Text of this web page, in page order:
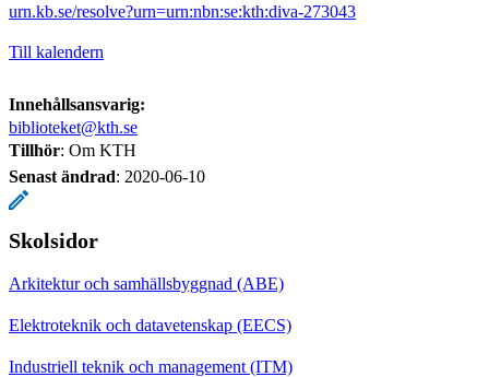
urn.kb.se/resolve?urn=urn:nbn:se:kth:diva-273043
Till kalendern
Innehållsansvarig:
biblioteket@kth.se
Tillhör: Om KTH
Senast ändrad: 2020-06-10
Skolsidor
Arkitektur och samhällsbyggnad (ABE)
Elektroteknik och datavetenskap (EECS)
Industriell teknik och management (ITM)